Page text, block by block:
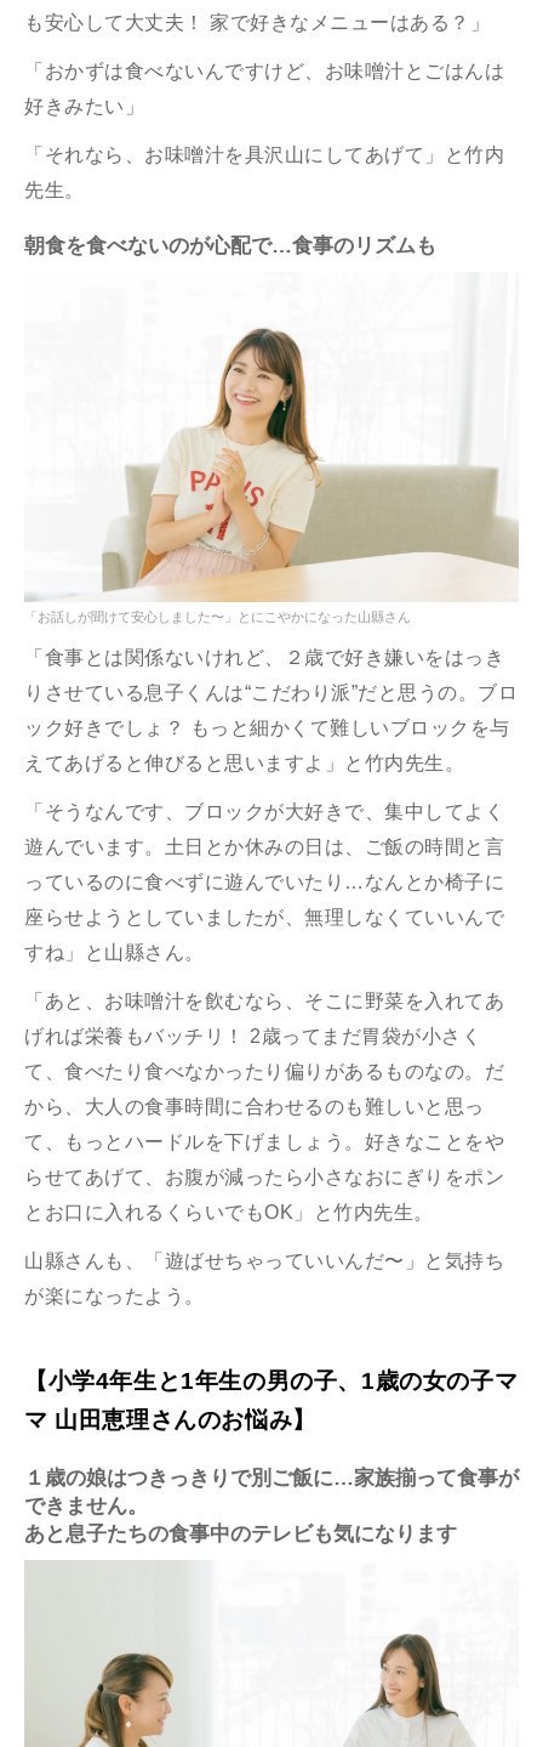
も安心して大丈夫！ 家で好きなメニューはある？」
「おかずは食べないんですけど、お味噌汁とごはんは
好きみたい」
「それなら、お味噌汁を具沢山にしてあげて」と竹内
先生。
朝食を食べないのが心配で…食事のリズムも
「お話しが聞けて安心しました〜」とにこやかになった山縣さん
「食事とは関係ないけれど、２歳で好き嫌いをはっき
りさせている息子くんは“こだわり派”だと思うの。ブロ
ック好きでしょ？ もっと細かくて難しいブロックを与
えてあげると伸びると思いますよ」と竹内先生。
「そうなんです、ブロックが大好きで、集中してよく
遊んでいます。土日とか休みの日は、ご飯の時間と言
っているのに食べずに遊んでいたり…なんとか椅子に
座らせようとしていましたが、無理しなくていいんで
すね」と山縣さん。
「あと、お味噌汁を飲むなら、そこに野菜を入れてあ
げれば栄養もバッチリ！ 2歳ってまだ胃袋が小さく
て、食べたり食べなかったり偏りがあるものなの。だ
から、大人の食事時間に合わせるのも難しいと思っ
て、もっとハードルを下げましょう。好きなことをや
らせてあげて、お腹が減ったら小さなおにぎりをポン
とお口に入れるくらいでもOK」と竹内先生。
山縣さんも、「遊ばせちゃっていいんだ〜」と気持ち
が楽になったよう。
【小学4年生と1年生の男の子、1歳の女の子マ
マ 山田恵理さんのお悩み】
１歳の娘はつきっきりで別ご飯に…家族揃って食事が
できません。
あと息子たちの食事中のテレビも気になります